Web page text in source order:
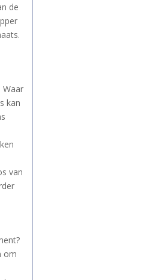
de
Waar
kan
van
om